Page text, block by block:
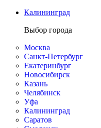
Калининград
Выбор города
Москва
Санкт-Петербург
Екатеринбург
Новосибирск
Казань
Челябинск
Уфа
Калининград
Саратов